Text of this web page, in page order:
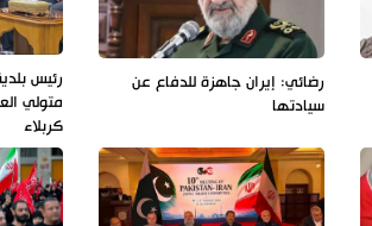
رضائي: إيران جاهزة للدفاع عن
سيادتها
رئيس
متولي
كربلاء